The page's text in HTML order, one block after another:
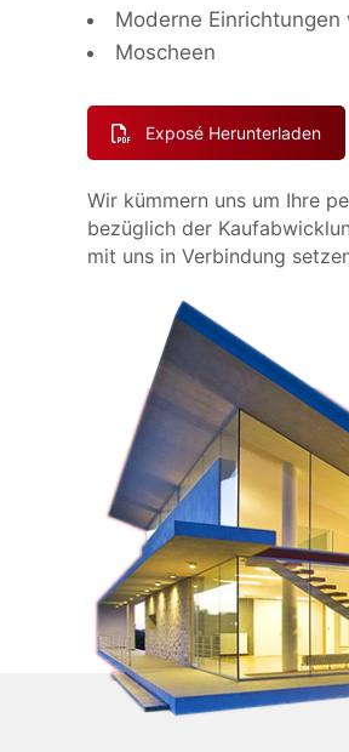
Moderne
Moscheen
Exposé Herunterladen
Wir kümmern uns um Ihre
bezüglich der
mit uns in Verbindung